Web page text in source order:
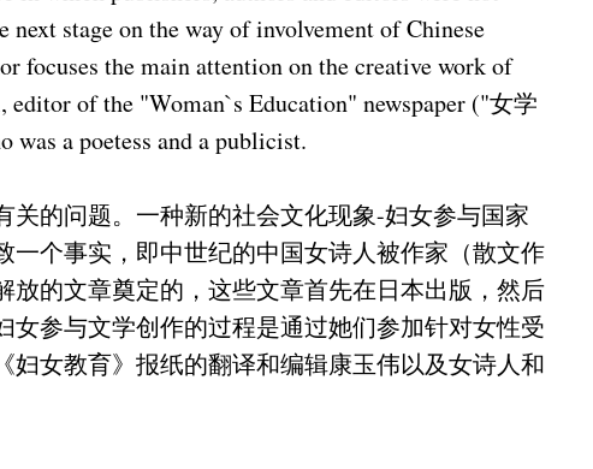
next stage on the way of involvement of Chinese
focuses the main attention on the creative work of
editor of the "Woman`s Education" newspaper ("女学
a poetess and a publicist.
关的问题。一种新的社会文化现象-妇女参与国家
一个事实，即中世纪的中国女诗人被作家（散文作
放的文章奠定的，这些文章首先在日本出版，然后
女参与文学创作的过程是通过她们参加针对女性受
妇女教育》报纸的翻译和编辑康玉伟以及女诗人和